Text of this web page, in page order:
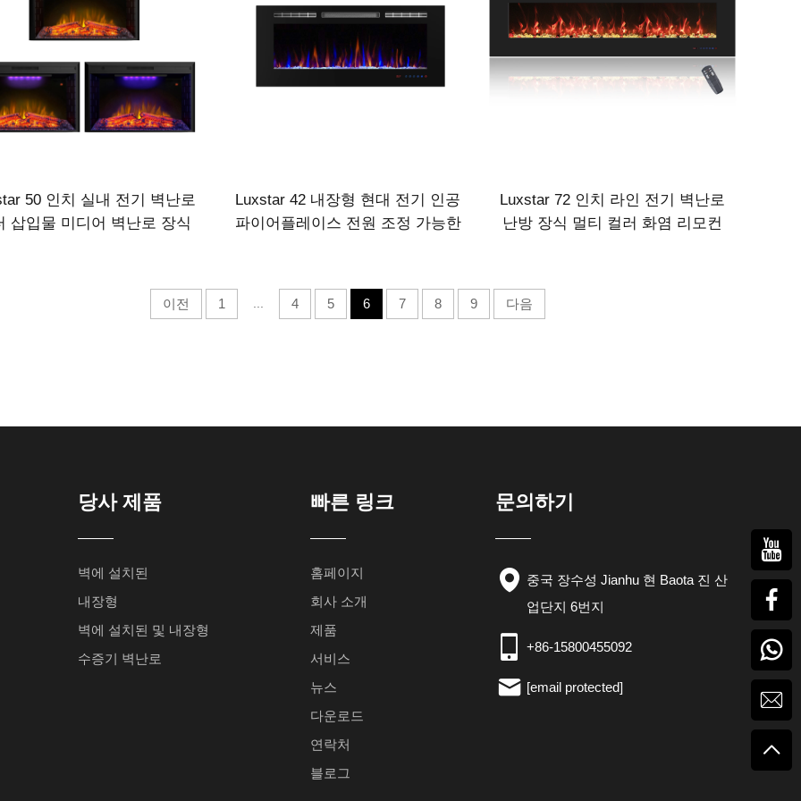
50 인치 실내 전기 벽난로
삽입물 미디어 벽난로 장식
Luxstar 42 내장형 현대 전기 인공
파이어플레이스 전원 조정 가능한
Luxstar 72 인치 라인 전기 벽난로
난방 장식 멀티 컬러 화염 리모컨
이전 1 4 5 6 7 8 9 다음
당사 제품
벽에 설치된
내장형
벽에 설치된 및 내장형
수증기 벽난로
빠른 링크
홈페이지
회사 소개
제품
서비스
뉴스
다운로드
연락처
블로그
문의하기
중국 장수성 Jianhu 현 Baota 진 산
업단지 6번지
+86-15800455092
[email protected]